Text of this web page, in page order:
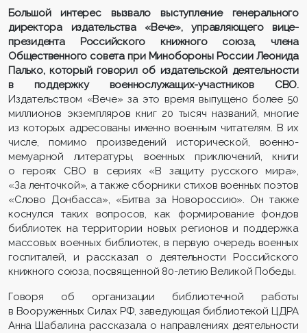
Большой интерес вызвало выступление генерального
директора издательства «Вече», управляющего вице-
президента Российского книжного союза, члена
Общественного совета при Минобороны России Леонида
Палько, который говорил об издательской деятельности
в поддержку военнослужащих-участников СВО.
Издательством «Вече» за это время выпущено более 50
миллионов экземпляров книг 20 тысяч названий, многие
из которых адресованы именно военным читателям. В их
числе, помимо произведений исторической, военно-
мемуарной литературы, военных приключений, книги
о героях СВО в сериях «В защиту русского мира»,
«За ленточкой», а также сборники стихов военных поэтов
«Слово Донбасса», «Битва за Новороссию». Он также
коснулся таких вопросов, как формирование фондов
библиотек на территории новых регионов и поддержка
массовых военных библиотек, в первую очередь военных
госпиталей, и рассказал о деятельности Российского
книжного союза, посвященной 80-летию Великой Победы.
Говоря об организации библиотечной работы
в Вооруженных Силах РФ, заведующая библиотекой ЦДРА
Анна Шабалина рассказала о направлениях деятельности